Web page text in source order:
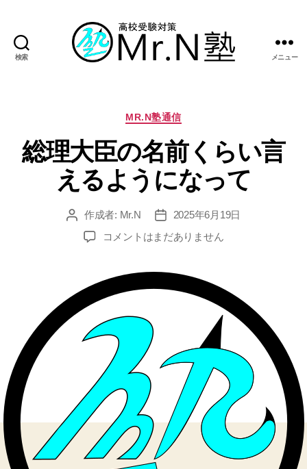
検索 メニュー
カ
ゴ
リ
ー
MR.N塾通信
総理大臣の名前くらい言
えるようになって
投 作成者: Mr.N
投
稿
2025年6月19日
総
臣
の
前
ら
い
え
よ
う
に
コメントはまだありません